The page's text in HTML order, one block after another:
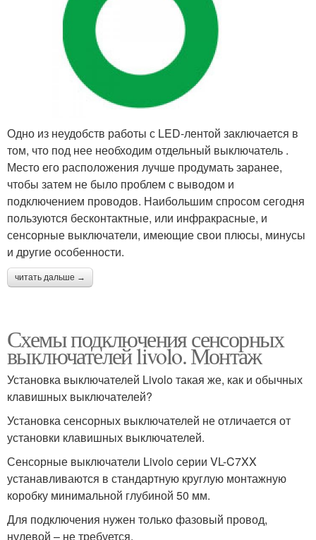
Одно из неудобств работы с LED-лентой заключается в
том, что под нее необходим отдельный выключатель .
Место его расположения лучше продумать заранее,
чтобы затем не было проблем с выводом и
подключением проводов. Наибольшим спросом сегодня
пользуются бесконтактные, или инфракрасные, и
сенсорные выключатели, имеющие свои плюсы, минусы
и другие особенности.
читать дальше →
Схемы подключения сенсорных
выключателей livolo. Монтаж
Установка выключателей Livolo такая же, как и обычных
клавишных выключателей?
Установка сенсорных выключателей не отличается от
установки клавишных выключателей.
Сенсорные выключатели Livolo серии VL-C7XX
устанавливаются в стандартную круглую монтажную
коробку минимальной глубиной 50 мм.
Для подключения нужен только фазовый провод,
нулевой – не требуется.